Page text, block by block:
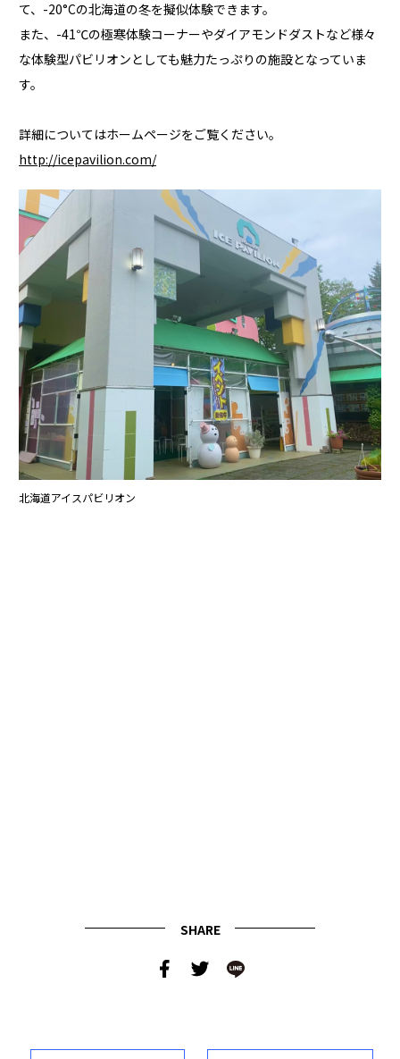
て、-20°Cの北海道の冬を擬似体験できます。
また、-41℃の極寒体験コーナーやダイアモンドダストなど様々
な体験型パビリオンとしても魅力たっぷりの施設となっていま
す。
詳細についてはホームページをご覧ください。
http://icepavilion.com/
北海道アイスパビリオン
SHARE